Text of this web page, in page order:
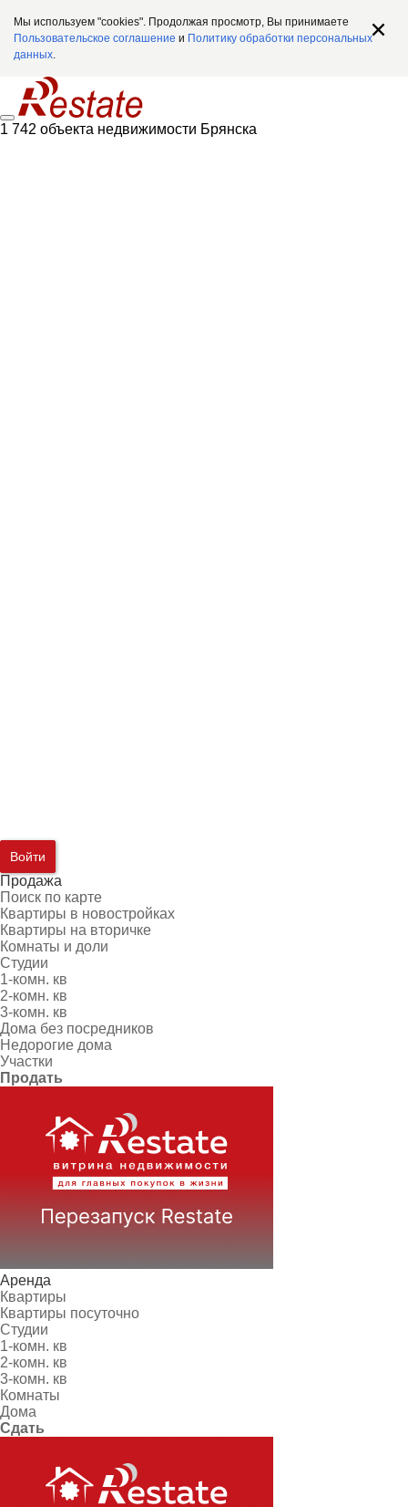
Мы используем "cookies". Продолжая просмотр, Вы принимаете
Пользовательское соглашение и Политику обработки персональных
данных.
1 742 объекта недвижимости Брянска
Войти
Продажа
Поиск по карте
Квартиры в новостройках
Квартиры на вторичке
Комнаты и доли
Студии
1-комн. кв
2-комн. кв
3-комн. кв
Дома без посредников
Недорогие дома
Участки
Продать
Аренда
Квартиры
Квартиры посуточно
Студии
1-комн. кв
2-комн. кв
3-комн. кв
Комнаты
Дома
Сдать